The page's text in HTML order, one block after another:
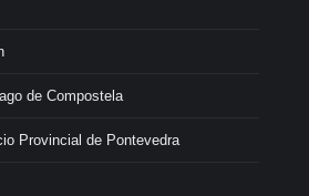
de Compostela
Provincial de Pontevedra